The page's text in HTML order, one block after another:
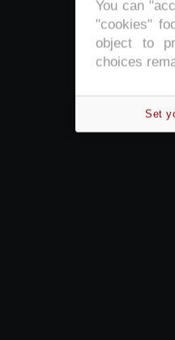
You can
"cookies"
object to
choices
Set